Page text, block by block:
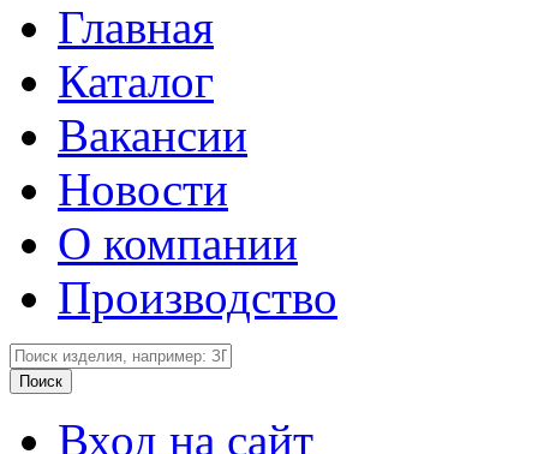
Главная
Каталог
Вакансии
Новости
О компании
Производство
Вход на сайт